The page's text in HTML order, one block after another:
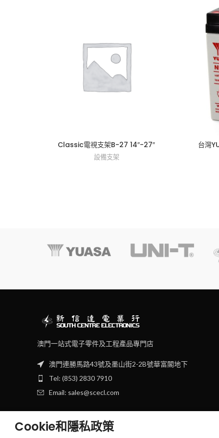
Classic電視支架B-27 14″-27″
設備支架
台灣
澳門一站式電子零件及工程產品專門店
澳門連勝馬路43號及墨山街2-2B號華富閣地下
Tel: (853) 2830 7910
Email: sales@scecl.com
Cookie和隱私政策